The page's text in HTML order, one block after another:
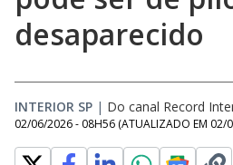
desaparecido
INTERIOR SP | Do canal Record
02/06/2026 - 08H56 (ATUALIZADO EM 02/